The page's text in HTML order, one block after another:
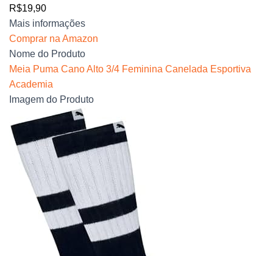
R$19,90
Mais informações
Comprar na Amazon
Nome do Produto
Meia Puma Cano Alto 3/4 Feminina Canelada Esportiva
Academia
Imagem do Produto